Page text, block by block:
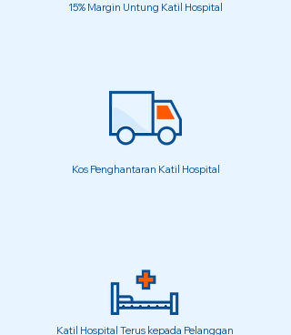
15% Margin Untung Katil Hospital
Kos Penghantaran Katil Hospital
Katil Hospital Terus kepada Pelanggan